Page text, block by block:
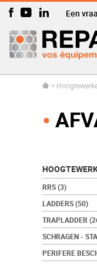
Een
>
RRS(3)
LADDERS(50)
TRAPLADDER
SCHRAGEN -
PERIFERE